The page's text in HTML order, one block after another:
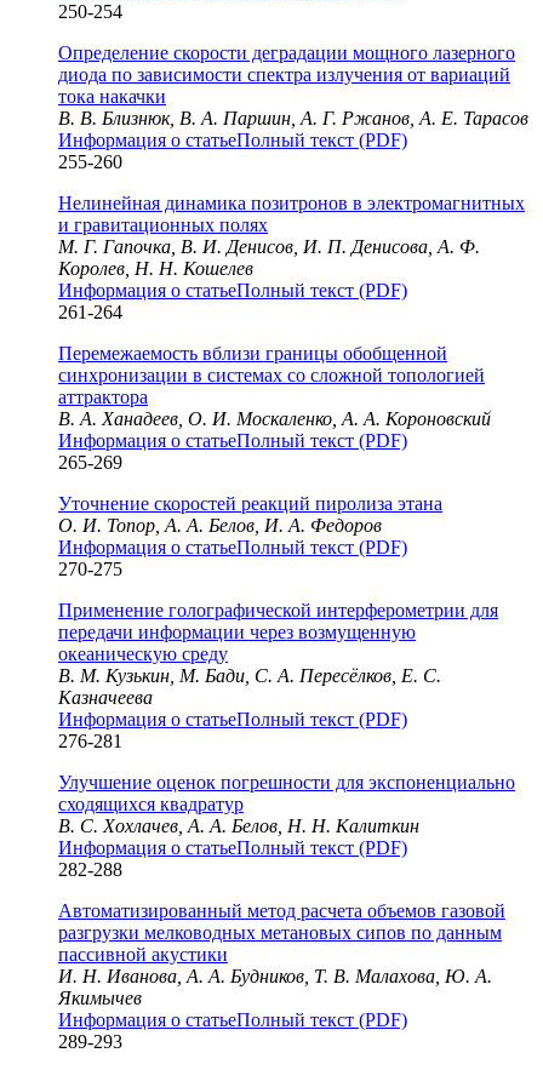
250-254
Определение скорости деградации мощного лазерного
диода по зависимости спектра излучения от вариаций
тока накачки
В. В. Близнюк, В. А. Паршин, А. Г. Ржанов, А. Е. Тарасов
Информация о статьеПолный текст (PDF)
255-260
Нелинейная динамика позитронов в электромагнитных
и гравитационных полях
М. Г. Гапочка, В. И. Денисов, И. П. Денисова, А. Ф.
Королев, Н. Н. Кошелев
Информация о статьеПолный текст (PDF)
261-264
Перемежаемость вблизи границы обобщенной
синхронизации в системах со сложной топологией
аттрактора
В. А. Ханадеев, О. И. Москаленко, А. А. Короновский
Информация о статьеПолный текст (PDF)
265-269
Уточнение скоростей реакций пиролиза этана
О. И. Топор, А. А. Белов, И. А. Федоров
Информация о статьеПолный текст (PDF)
270-275
Применение голографической интерферометрии для
передачи информации через возмущенную
океаническую среду
В. М. Кузькин, М. Бади, С. А. Пересёлков, Е. С.
Казначеева
Информация о статьеПолный текст (PDF)
276-281
Улучшение оценок погрешности для экспоненциально
сходящихся квадратур
В. С. Хохлачев, А. А. Белов, Н. Н. Калиткин
Информация о статьеПолный текст (PDF)
282-288
Автоматизированный метод расчета объемов газовой
разгрузки мелководных метановых сипов по данным
пассивной акустики
И. Н. Иванова, А. А. Будников, Т. В. Малахова, Ю. А.
Якимычев
Информация о статьеПолный текст (PDF)
289-293